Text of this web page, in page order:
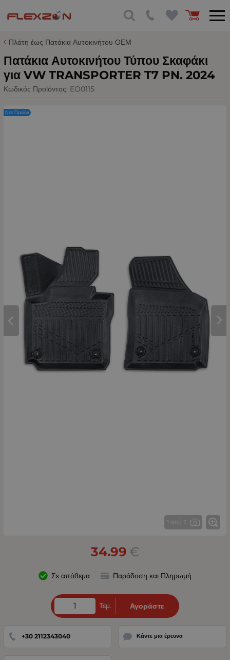
Πλάτη έως Πατάκια Αυτοκινήτου ΟΕΜ
Πατάκια Αυτοκινήτου Τύπου Σκαφάκι
για VW TRANSPORTER T7 PN. 2024
Κωδικός Προϊόντος: EO0115
1 από 2
Νέο Προϊόν
34.99 €
Σε απόθεμα Παράδοση και Πληρωμή
Τεμ. Αγοράστε
+30 2112343040 Κάντε μια έρευνα